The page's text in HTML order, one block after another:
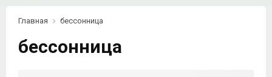
Главная бессонница
бессонница